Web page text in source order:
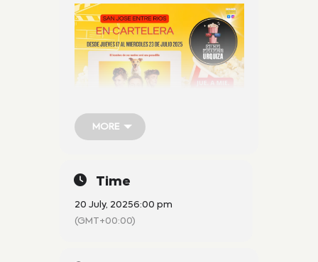
MORE
Time
20 July, 20256:00 pm
(GMT+00:00)